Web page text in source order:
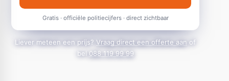
Gratis · officiële politiecijfers · direct zichtbaar
Liever meteen een prijs? Vraag direct een offerte aan of
bel 088 119 99 99